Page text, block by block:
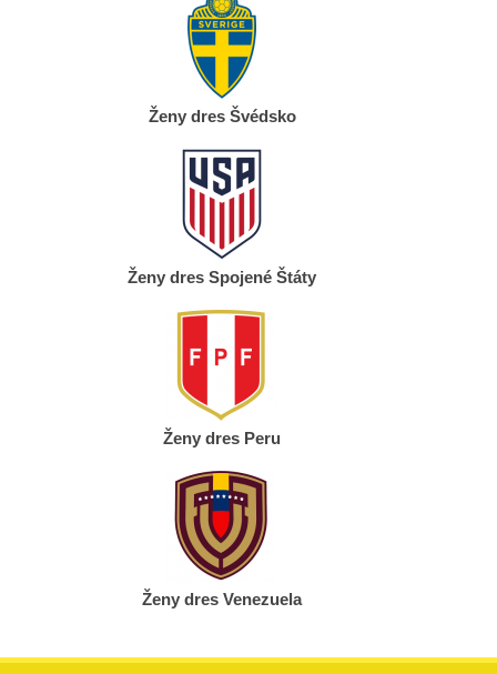
Ženy dres Švédsko
Ženy dres Spojené Štáty
Ženy dres Peru
Ženy dres Venezuela